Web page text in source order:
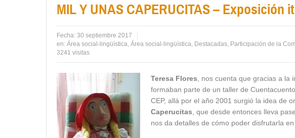
MIL Y UNAS CAPERUCITAS – Exposición
Fecha: 30 septiembre 2017
en: Área social-lingüística, Área social-lingüística, Destacadas, Participación de la
3241 visitas
Teresa Flores , nos cuenta que gracias a
formaban parte de un taller de
CEP, allá por el año 2001 surgió la idea de
Caperucitas , que desde entonces lleva
nos da detalles de cómo poder disfrutarla